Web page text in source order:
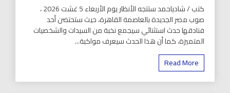
كتب / شادياحمد ستتجه الأنظار يوم الأربعاء 5 غشت 2026 ،
صوب مصر الجديدة بالعاصمة القاهرة، حيث ستحتضن أحد
فنادقها حدث استثنائي سيجمع نخبة من السيدات والشخصيات
المتميزة، كما أن هذا الحدث سيعرف مواكبة...
Read More